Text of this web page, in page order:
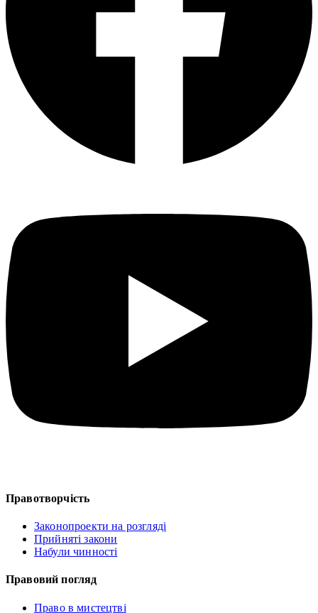
Правотворчість
Законопроекти на розгляді
Прийняті закони
Набули чинності
Правовий погляд
Право в мистецтві